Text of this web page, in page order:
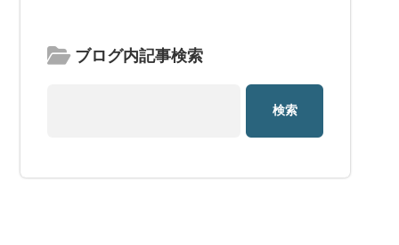
ブログ内記事検索